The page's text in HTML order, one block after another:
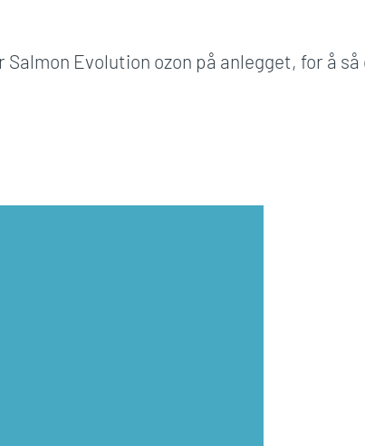
Evolution ozon på anlegget, for å